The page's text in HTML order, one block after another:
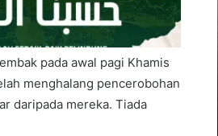
pada awal pagi Khamis
menghalang pencerobohan
daripada mereka. Tiada